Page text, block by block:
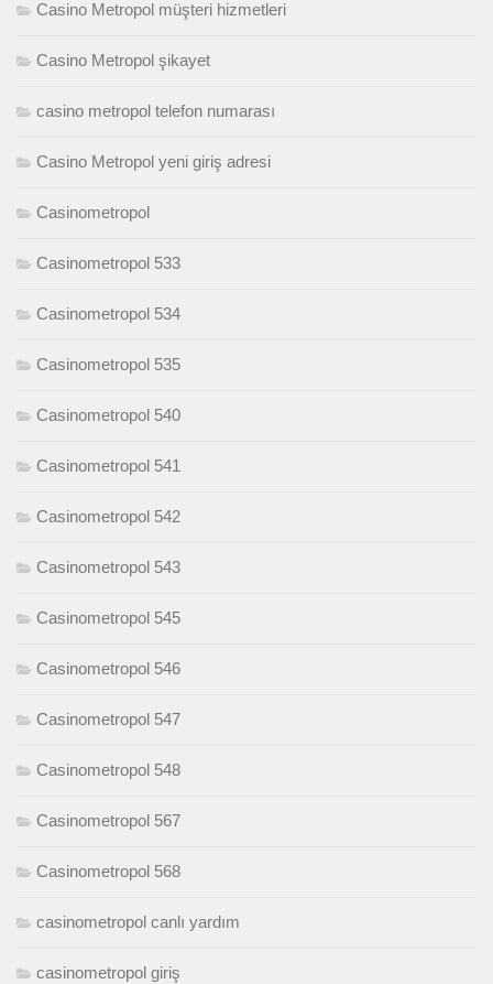
Casino Metropol müşteri hizmetleri
Casino Metropol şikayet
casino metropol telefon numarası
Casino Metropol yeni giriş adresi
Casinometropol
Casinometropol 533
Casinometropol 534
Casinometropol 535
Casinometropol 540
Casinometropol 541
Casinometropol 542
Casinometropol 543
Casinometropol 545
Casinometropol 546
Casinometropol 547
Casinometropol 548
Casinometropol 567
Casinometropol 568
casinometropol canlı yardım
casinometropol giriş